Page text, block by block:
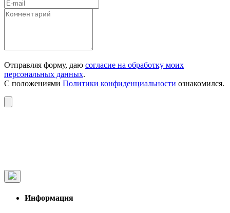
Отправляя форму, даю согласие на обработку моих
персональных данных.
С положениями Политики конфиденциальности ознакомился.
Информация